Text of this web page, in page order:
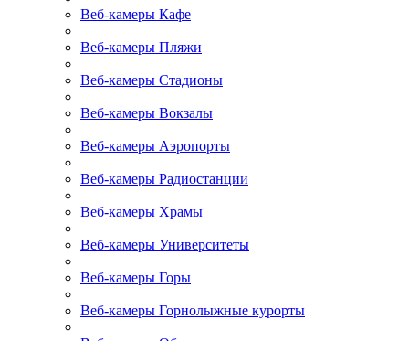
Веб-камеры Кафе
Веб-камеры Пляжи
Веб-камеры Стадионы
Веб-камеры Вокзалы
Веб-камеры Аэропорты
Веб-камеры Радиостанции
Веб-камеры Храмы
Веб-камеры Университеты
Веб-камеры Горы
Веб-камеры Горнолыжные курорты